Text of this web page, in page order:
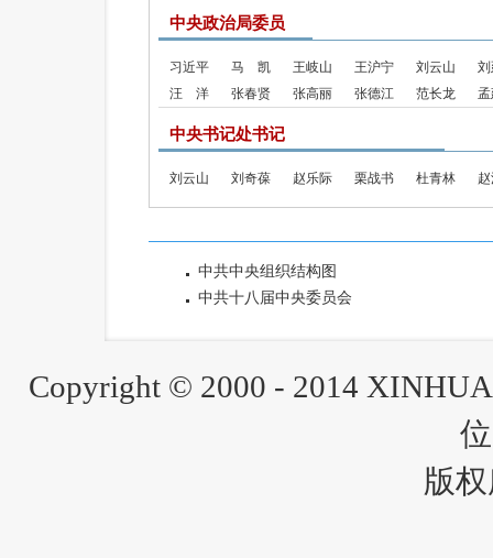
中央政治局委员
习近平 马 凯 王岐山 王沪宁 刘云山
汪 洋
张春贤 张高丽 张德江 范长龙
中央书记处书记
刘云山 刘奇葆 赵乐际 栗战书 杜青林
中共中央组织结构图
中共十八届中央委员会
Copyright © 2000 - 2014
版